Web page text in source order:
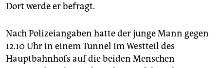
Dort werde er befragt.
Nach Polizeiangaben hatte der junge Mann gegen
12.10 Uhr in einem Tunnel im Westteil des
Hauptbahnhofs auf die beiden Menschen